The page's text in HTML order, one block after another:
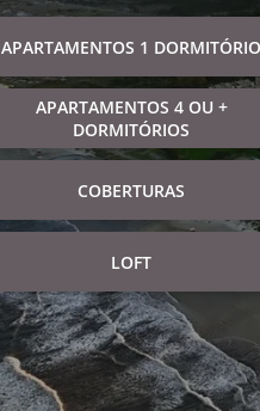
APARTAMENTOS 1 DORMITÓRIO
APARTAMENTOS 4 OU +
DORMITÓRIOS
COBERTURAS
LOFT